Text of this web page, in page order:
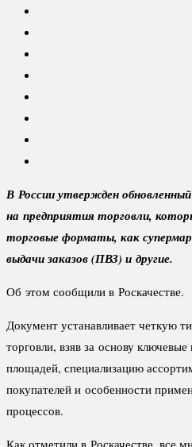
В России утвержден
на предприятия торговли,
торговые форматы, как
выдачи заказов (ПВЗ) и другие.
Об этом сообщили в Роскачестве.
Документ устанавливает четкую
торговли, взяв за основу
площадей, специализацию
покупателей и особенности
процессов.
Как отметили в Роскачестве, все